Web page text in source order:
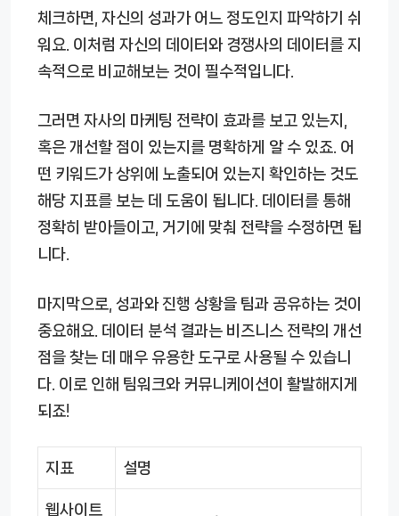
체크하면, 자신의 성과가 어느 정도인지 파악하기 쉬
워요. 이처럼 자신의 데이터와 경쟁사의 데이터를 지
속적으로 비교해보는 것이 필수적입니다.
그러면 자사의 마케팅 전략이 효과를 보고 있는지,
혹은 개선할 점이 있는지를 명확하게 알 수 있죠. 어
떤 키워드가 상위에 노출되어 있는지 확인하는 것도
해당 지표를 보는 데 도움이 됩니다. 데이터를 통해
정확히 받아들이고, 거기에 맞춰 전략을 수정하면 됩
니다.
마지막으로, 성과와 진행 상황을 팀과 공유하는 것이
중요해요. 데이터 분석 결과는 비즈니스 전략의 개선
점을 찾는 데 매우 유용한 도구로 사용될 수 있습니
다. 이로 인해 팀워크와 커뮤니케이션이 활발해지게
되죠!
지표 설명
웹사이트